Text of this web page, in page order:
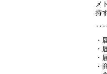
メ
持
・
・
・
・